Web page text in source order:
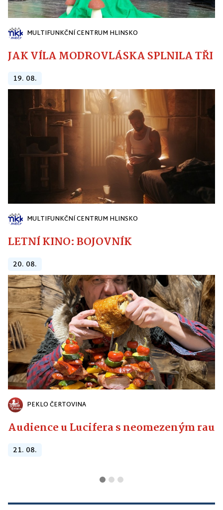
MULTIFUNKČNÍ CENTRUM HLINSKO
JAK VÍLA MODROVLÁSKA SPLNILA
19. 08.
MULTIFUNKČNÍ CENTRUM HLINSKO
LETNÍ KINO: BOJOVNÍK
20. 08.
PEKLO ČERTOVINA
Audience u Lucifera s neomezeným
21. 08.